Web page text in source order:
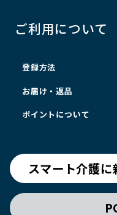
ご利用について
登録方法
お届け・返品
ポイントについて
スマート介護